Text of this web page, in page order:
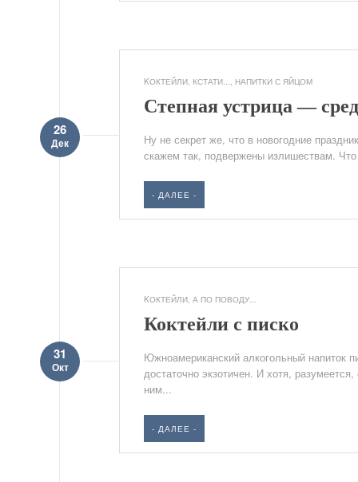
KОКТЕЙЛИ, КСТАТИ..., НАПИТКИ С ЯЙЦОМ
Степная устрица —
26
Дек
Ну не секрет же, что в новогодние
скажем так, подвержены излишествам.
- ДАЛЕЕ -
KОКТЕЙЛИ, А ПО ПОВОДУ...
Коктейли с писко
31
Окт
Южноамериканский алкогольный напиток
достаточно экзотичен. И хотя,
ним...
- ДАЛЕЕ -